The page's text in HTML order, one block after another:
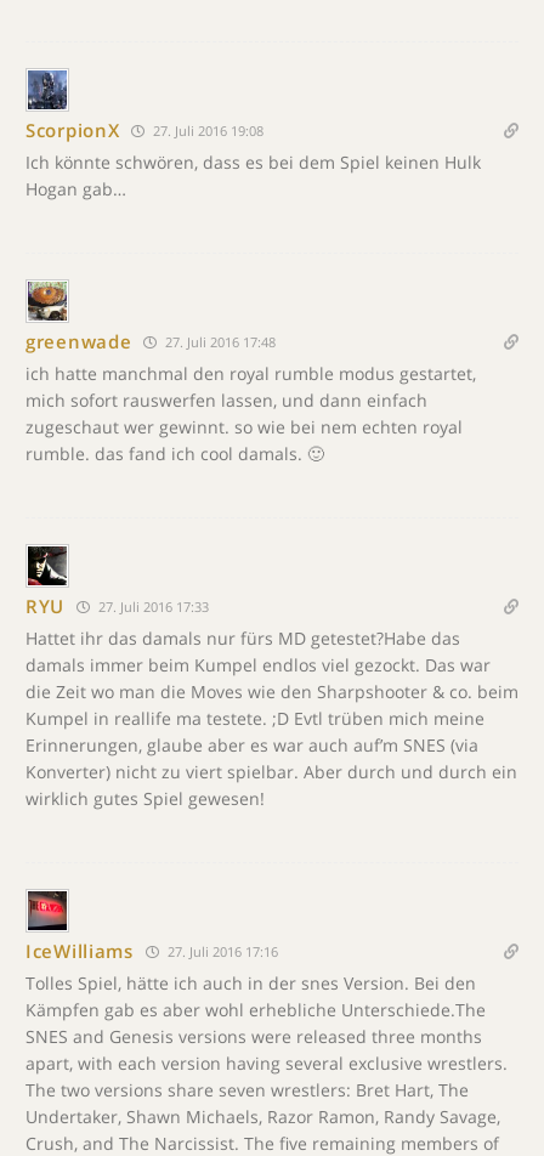
ScorpionX 27. Juli 2016 19:08
Ich könnte schwören, dass es bei dem Spiel keinen Hulk
Hogan gab…
greenwade 27. Juli 2016 17:48
ich hatte manchmal den royal rumble modus gestartet,
mich sofort rauswerfen lassen, und dann einfach
zugeschaut wer gewinnt. so wie bei nem echten royal
rumble. das fand ich cool damals. 🙂
RYU 27. Juli 2016 17:33
Hattet ihr das damals nur fürs MD getestet?Habe das
damals immer beim Kumpel endlos viel gezockt. Das war
die Zeit wo man die Moves wie den Sharpshooter & co. beim
Kumpel in reallife ma testete. ;D Evtl trüben mich meine
Erinnerungen, glaube aber es war auch auf’m SNES (via
Konverter) nicht zu viert spielbar. Aber durch und durch ein
wirklich gutes Spiel gewesen!
IceWilliams 27. Juli 2016 17:16
Tolles Spiel, hätte ich auch in der snes Version. Bei den
Kämpfen gab es aber wohl erhebliche Unterschiede.The
SNES and Genesis versions were released three months
apart, with each version having several exclusive wrestlers.
The two versions share seven wrestlers: Bret Hart, The
Undertaker, Shawn Michaels, Razor Ramon, Randy Savage,
Crush, and The Narcissist. The five remaining members of